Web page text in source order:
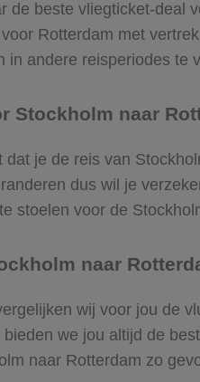
de beste vliegticket-deal
Rotterdam met
in andere reisperiodes te
Stockholm naar
dat je de reis van
dus wil je
stoelen voor de
naar
wij voor jou de
we jou altijd de
naar Rotterdam zo